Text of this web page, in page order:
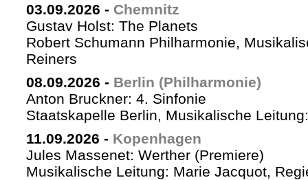
03.09.2026 - Chemnitz
Gustav Holst: The Planets
Robert Schumann Philharmonie,
Reiners
08.09.2026 - Berlin (Philharmonie)
Anton Bruckner: 4. Sinfonie
Staatskapelle Berlin, Musikalische
11.09.2026 - Kopenhagen
Jules Massenet: Werther (Premiere)
Musikalische Leitung: Marie Jacquot,